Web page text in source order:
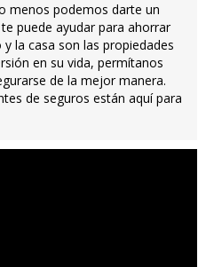
menos podemos darte un
puede ayudar para ahorrar
y la casa son las propiedades
en su vida, permítanos
de la mejor manera.
de seguros están aquí para